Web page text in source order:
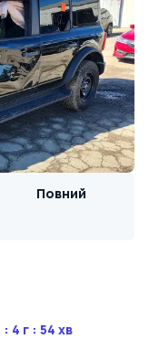
Повний
: 4 г : 54 хв